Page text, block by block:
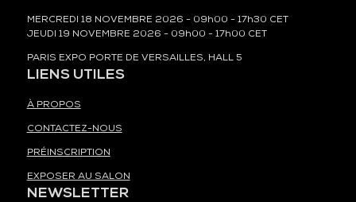
MERCREDI 18 NOVEMBRE 2026 - 09h00 - 17h30 CET
JEUDI 19 NOVEMBRE 2026 - 09h00 - 17h00 CET
PARIS EXPO PORTE DE VERSAILLES, HALL 5
LIENS UTILES
À PROPOS
CONTACTEZ-NOUS
PRÉINSCRIPTION
EXPOSER AU SALON
NEWSLETTER